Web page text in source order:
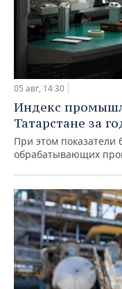
05 авг, 14:30
Индекс
Татарстане за
При этом
обрабатывающих